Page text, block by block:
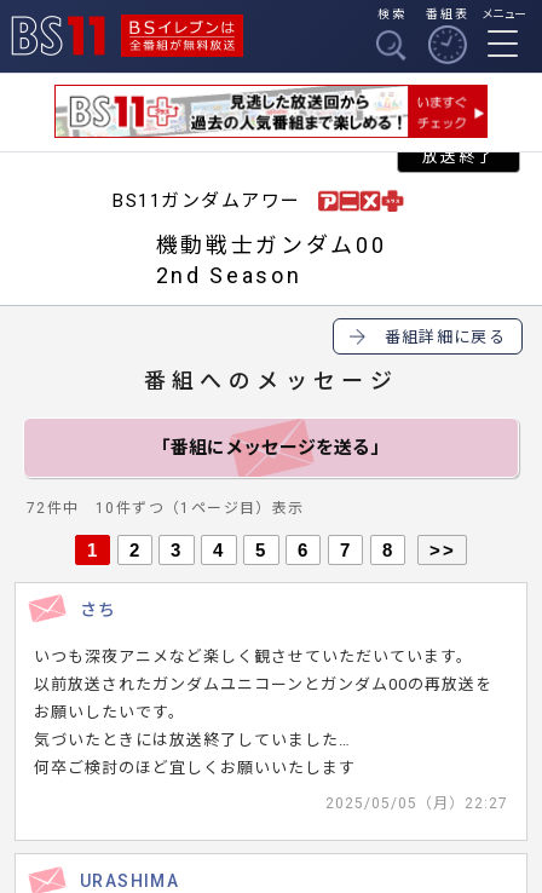
BSイレブンは全番組
が無料放送
検索 番組表 メニュー
BS11ガンダムアワー
機動戦士ガンダム00
2nd Season
番組詳細に戻る
番組へのメッセージ
「番組にメッセージを送る」
72件中 10件ずつ（1ページ目）表示
1 2 3 4 5 6 7 8 >>
さち
いつも深夜アニメなど楽しく観させていただいています。
以前放送されたガンダムユニコーンとガンダム00の再放送を
お願いしたいです。
気づいたときには放送終了していました…
何卒ご検討のほど宜しくお願いいたします
2025/05/05（月）22:27
URASHIMA